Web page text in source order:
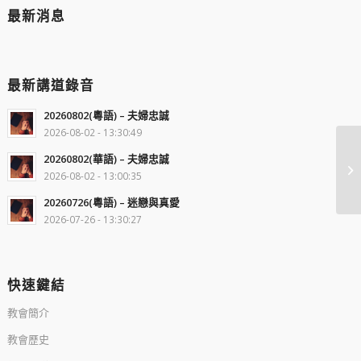
最新消息
最新講道錄音
20260802(粵語) – 夫婦忠誠
2026-08-02 - 13:30:49
20260802(華語) – 夫婦忠誠
2026-08-02 - 13:00:35
20260726(粵語) – 迷戀與真愛
2026-07-26 - 13:30:27
快速鍵結
教會簡介
教會歷史